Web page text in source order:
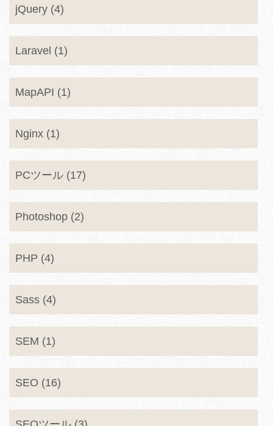
jQuery (4)
Laravel (1)
MapAPI (1)
Nginx (1)
PCツール (17)
Photoshop (2)
PHP (4)
Sass (4)
SEM (1)
SEO (16)